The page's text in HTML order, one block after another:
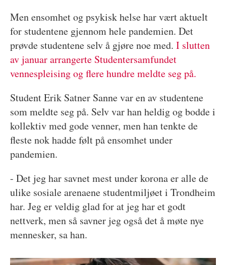
Men ensomhet og psykisk helse har vært aktuelt
for studentene gjennom hele pandemien. Det
prøvde studentene selv å gjøre noe med. I slutten
av januar arrangerte Studentersamfundet
vennespleising og flere hundre meldte seg på.
Student Erik Satner Sanne var en av studentene
som meldte seg på. Selv var han heldig og bodde i
kollektiv med gode venner, men han tenkte de
fleste nok hadde følt på ensomhet under
pandemien.
- Det jeg har savnet mest under korona er alle de
ulike sosiale arenaene studentmiljøet i Trondheim
har. Jeg er veldig glad for at jeg har et godt
nettverk, men så savner jeg også det å møte nye
mennesker, sa han.